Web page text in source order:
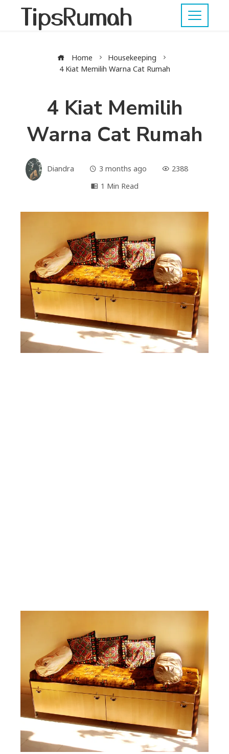
TipsRumah
Home
Housekeeping
4 Kiat Memilih Warna Cat Rumah
4 Kiat Memilih
Warna Cat Rumah
Diandra 3 months ago
2388
1 Min Read